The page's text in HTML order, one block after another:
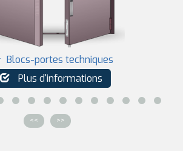
Blocs-portes techniques
Plus d'informations
<< >>